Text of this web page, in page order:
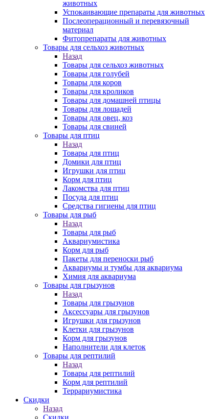
животных
Успокаивающие препараты для животных
Послеоперационный и перевязочный
материал
Фитопрепараты для животных
Товары для сельхоз животных
Назад
Товары для сельхоз животных
Товары для голубей
Товары для коров
Товары для кроликов
Товары для домашней птицы
Товары для лошадей
Товары для овец, коз
Товары для свиней
Товары для птиц
Назад
Товары для птиц
Домики для птиц
Игрушки для птиц
Корм для птиц
Лакомства для птиц
Посуда для птиц
Средства гигиены для птиц
Товары для рыб
Назад
Товары для рыб
Аквариумистика
Корм для рыб
Пакеты для переноски рыб
Аквариумы и тумбы для аквариума
Химия для аквариума
Товары для грызунов
Назад
Товары для грызунов
Аксессуары для грызунов
Игрушки для грызунов
Клетки для грызунов
Корм для грызунов
Наполнители для клеток
Товары для рептилий
Назад
Товары для рептилий
Корм для рептилий
Террариумистика
Скидки
Назад
Скидки